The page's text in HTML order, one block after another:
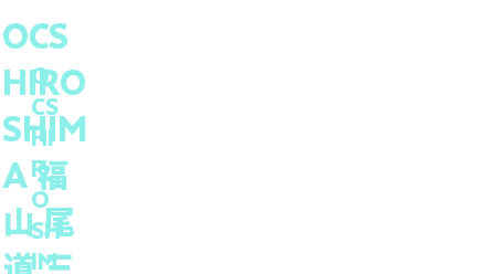
OCS
HIRO
SHIM
A 福
山 尾
O
CS
HI
R
O
SH
IM